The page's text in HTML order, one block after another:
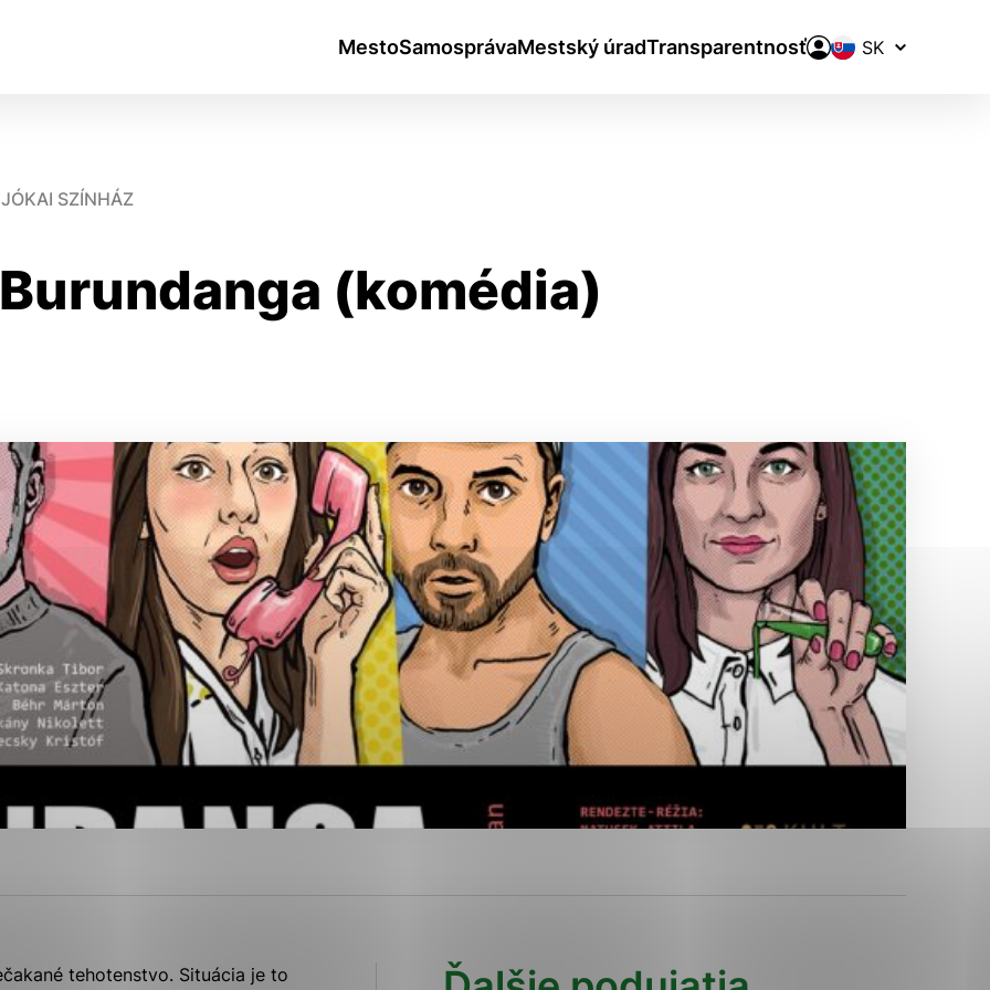
MestoSamosprávaMestský úradTransparentnosť
Prepínač
jazykov
SZÍNHÁZ
(komédia)
tehotenstvo. Situácia je to
ktorú chcete povoliť
Analytické cookies
pre prevádzku nevyhnutné a pomáhajú urobiť webové stránky uplatniteľnými tým,
ako je navigácia na stránke a prístup k zabezpečeným oblastiam webovej
cookie nemôže web správne fungovať.
Analytické cookies
prevádzkovateľovi stránok pochopiť, ako návštevníci stránok stránku používajú,
a ponúknuť im lepšiu skúsenosť. Všetky dáta sa zbierajú anonymne a nie je